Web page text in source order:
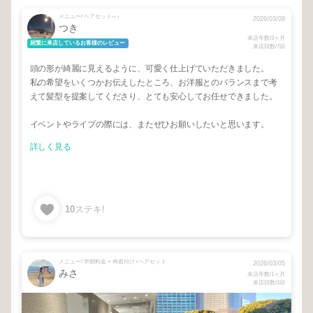
メニュー/ ヘアセット⑅ ⋆
つき
頻繁に来店しているお客様のレビュー
2026/03/09
来店年数/3ヶ月
来店回数/7回
頭の形が綺麗に見えるように、可愛く仕上げていただきました。
私の希望をいくつかお伝えしたところ、お洋服とのバランスまで考
えて髪型を提案してくださり、とても安心してお任せできました。
イベントやライブの際には、またぜひお願いしたいと思います。
詳しく見る
10ステキ!
メニュー/ 早朝料金 + 袴着付け⋆ヘアセット
みさ
2026/03/05
来店年数/1ヶ月
来店回数/1回